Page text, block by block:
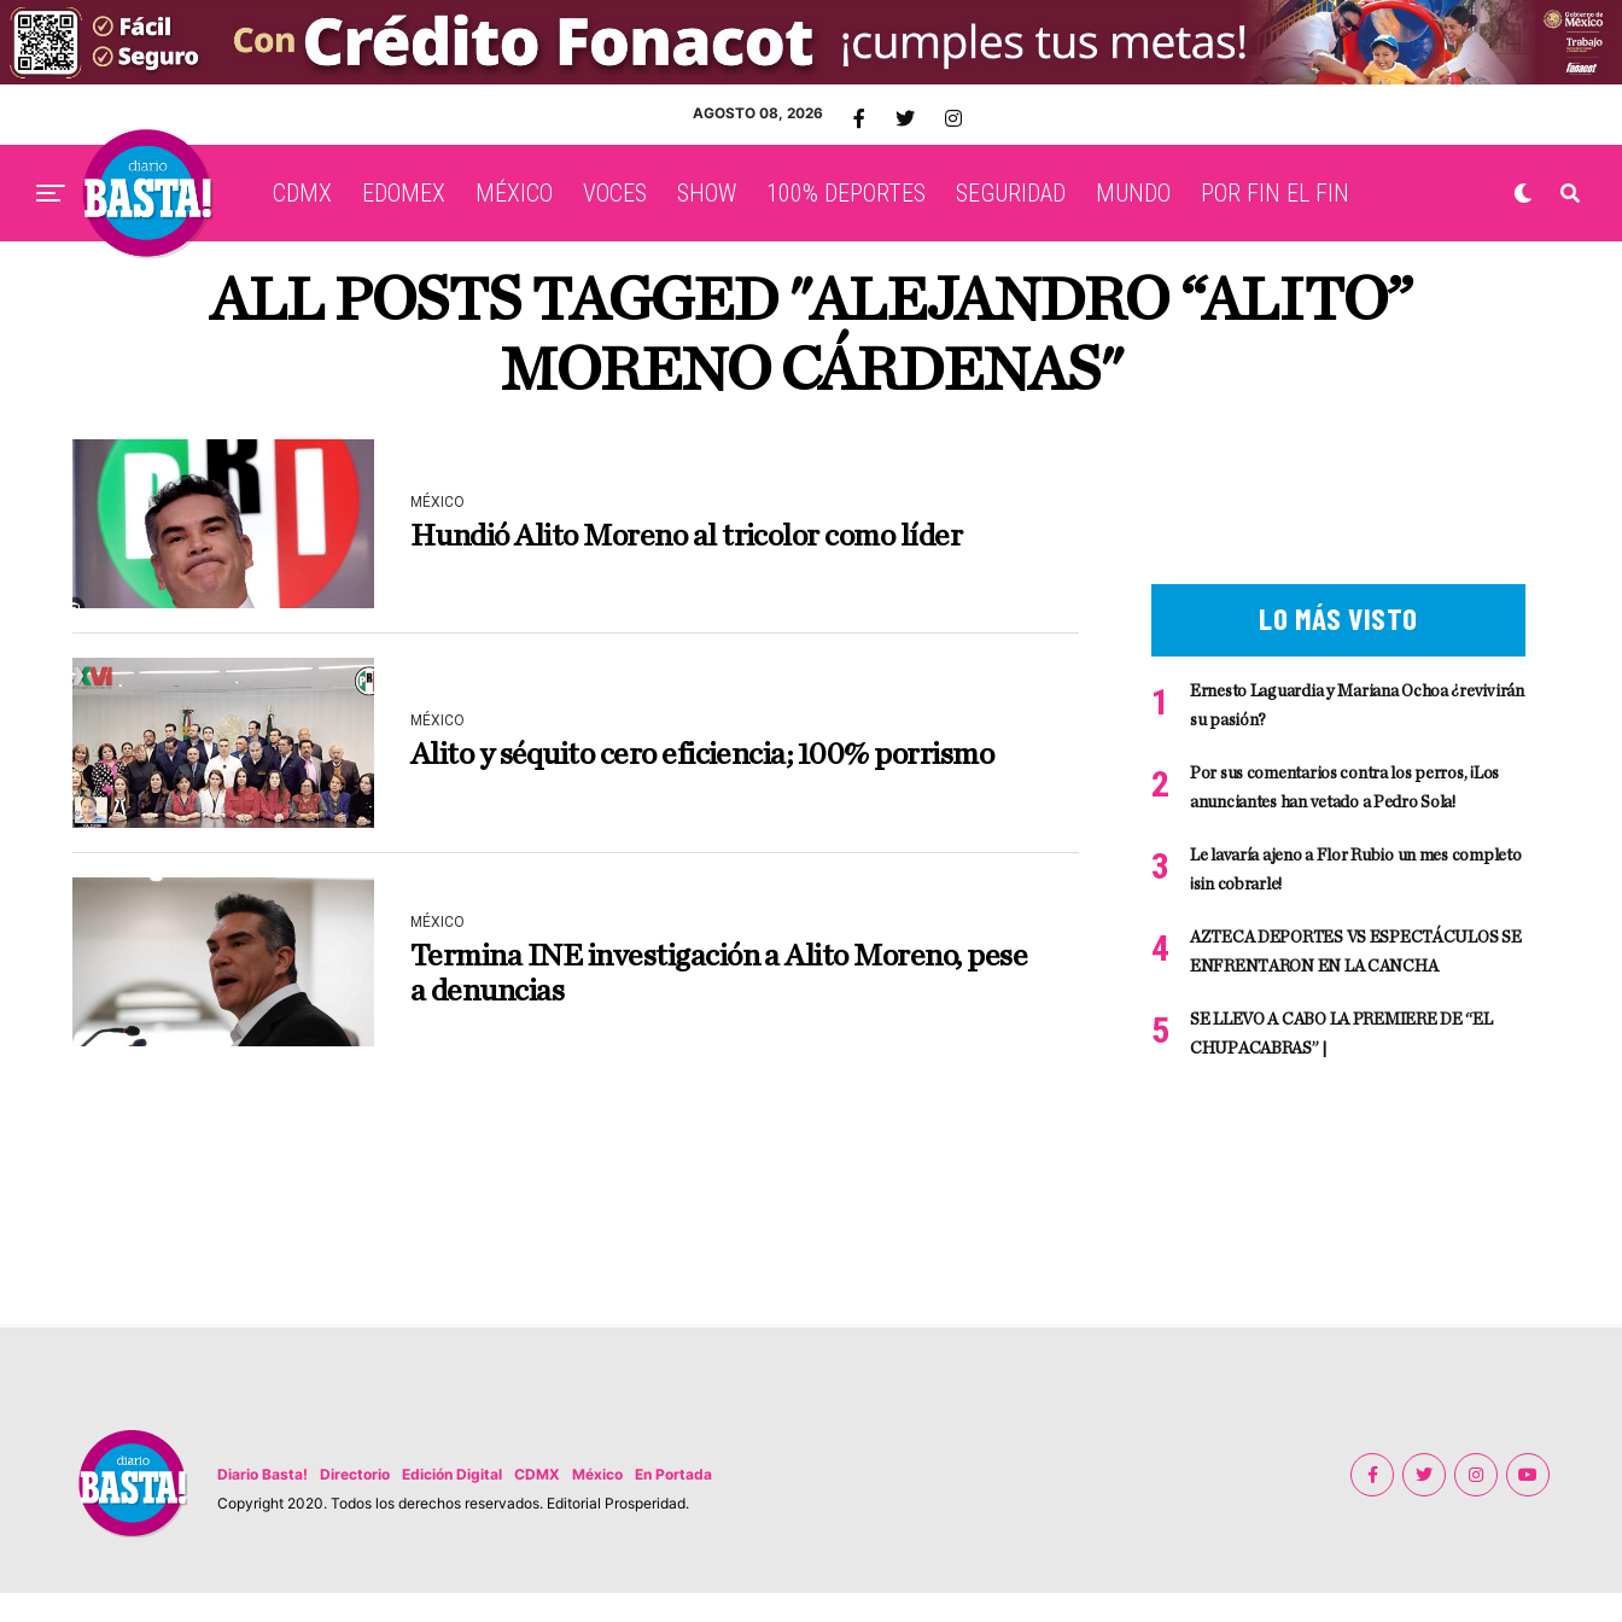
AGOSTO 08, 2026
CDMX EDOMEX MÉXICO VOCES SHOW 100% DEPORTES SEGURIDAD MUNDO POR FIN EL FIN
ALL POSTS TAGGED "ALEJANDRO “ALITO”
MORENO CÁRDENAS"
MÉXICO
Hundió Alito Moreno al tricolor como líder
MÉXICO
Alito y séquito cero eficiencia; 100% porrismo
MÉXICO
Termina INE investigación a Alito Moreno, pese
a denuncias
LO MÁS VISTO
Ernesto Laguardia y Mariana Ochoa ¿revivirán
su pasión?
Por sus comentarios contra los perros, ¡Los
anunciantes han vetado a Pedro Sola!
Le lavaría ajeno a Flor Rubio un mes completo
¡sin cobrarle!
AZTECA DEPORTES VS ESPECTÁCULOS SE
ENFRENTARON EN LA CANCHA
SE LLEVO A CABO LA PREMIERE DE “EL
CHUPACABRAS” |
Diario Basta! Directorio Edición Digital CDMX México
En Portada
Copyright 2020. Todos los derechos reservados. Editorial Prosperidad.